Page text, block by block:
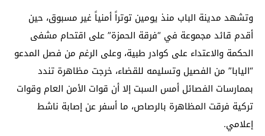
وتشهد مدينة الباب منذ يومين توتراً أمنياً غير مسبوق، حين
أقدم قائد مجموعة في “فرقة الحمزة” على اقتحام مشفى
الحكمة والاعتداء على كوادر طبية، وعلى الرغم من فصل المدعو
“اليابا” من الفصيل وتسليمه للقضاء، خرجت مظاهرة تندد
بممارسات الفصائل أمس السبت إلا أن قوات الأمن العام وقوات
تركية فرقت المظاهرة بالرصاص، ما أسفر عن إصابة ناشط
إعلامي.